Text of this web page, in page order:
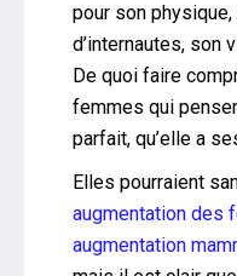
pour son
d’internautes, son
De quoi faire
femmes qui
parfait, qu’elle a
Elles pourraient
augmentation des
augmentation